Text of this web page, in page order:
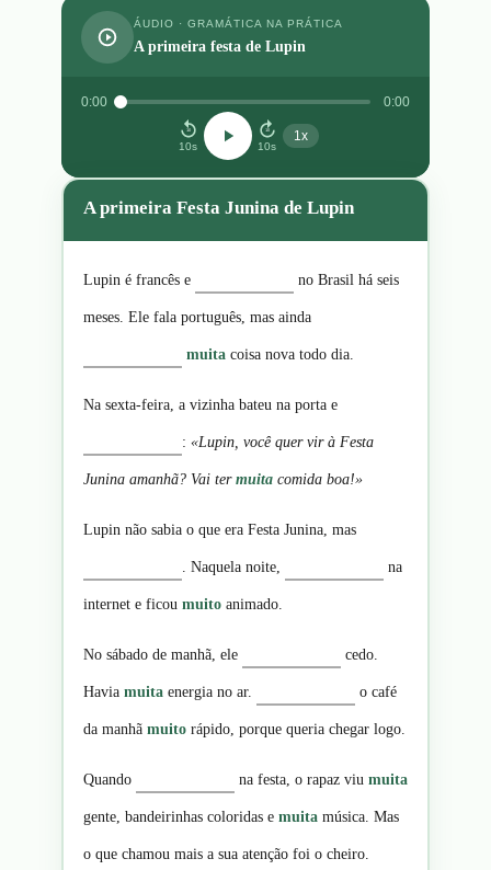
ÁUDIO · GRAMÁTICA NA PRÁTICA
A primeira festa de Lupin
0:00 0:00
10
10s
10
10s
1x
A primeira Festa Junina de Lupin
Lupin é francês e no Brasil há seis
meses. Ele fala português, mas ainda
muitacoisa nova todo dia.
Na sexta-feira, a vizinha bateu na porta e
: «Lupin, você quer vir à Festa
Junina amanhã? Vai termuitacomida boa!»
Lupin não sabia o que era Festa Junina, mas
. Naquela noite, na
internet e ficou muitoanimado.
No sábado de manhã, ele cedo.
Havia muitaenergia no ar. o café
da manhã muitorápido, porque queria chegar logo.
Quando na festa, o rapaz viu muita
gente, bandeirinhas coloridas e muitamúsica. Mas
o que chamou mais a sua atenção foi o cheiro.